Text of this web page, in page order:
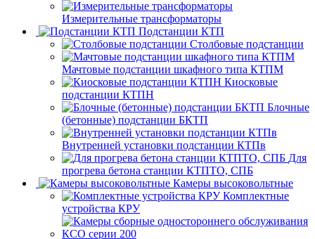
Измерительные трансформаторы
Подстанции КТП
Столбовые подстанции
Мачтовые подстанции шкафного типа КТПМ
Киосковые
подстанции КТПН
Блочные
(бетонные) подстанции БКТП
Внутренней установки подстанции КТПв
Для
прогрева бетона станции КТПТО, СПБ
Камеры высоковольтные
Комплектные
устройства КРУ